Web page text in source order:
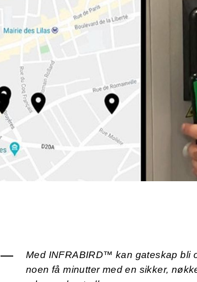
Med INFRABIRD™ kan gateskap bli
noen få minutter med en sikker,